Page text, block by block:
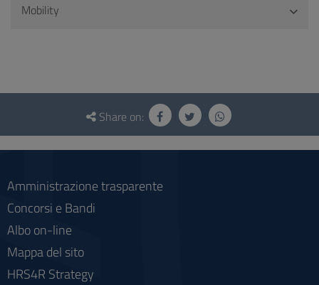
Mobility
Questionnaire
social
Share on:
Amministrazione trasparente
Concorsi e Bandi
Albo on-line
Mappa del sito
HRS4R Strategy